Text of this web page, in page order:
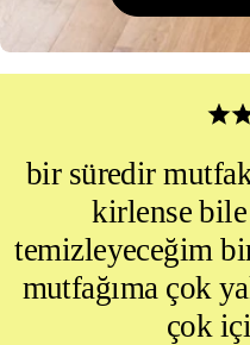
bir süredir
kirlense bile
temizleyeceğim
mutfağıma çok
çok